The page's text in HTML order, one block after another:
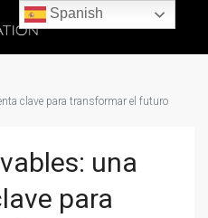
clave para transformar el futuro
una
para
Spanish